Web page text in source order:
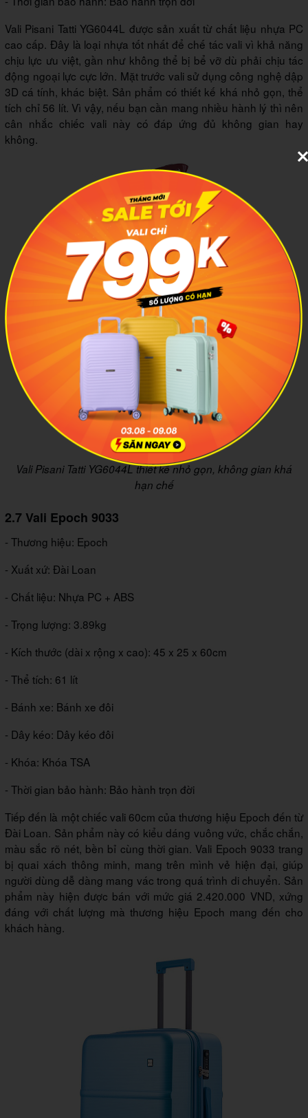
Vali Pisani Tatti YG6044L được sản xuất từ chất liệu nhựa PC
cao cấp. Đây là loại nhựa tốt nhất để chế tác vali vì khả năng
chịu lực ưu việt, gần như không thể bị bể vỡ dù phải chịu tác
động ngoại lực cực lớn. Mặt trước vali sử dụng công nghệ dập
3D cá tính, khác biệt. Sản phẩm có thiết kế khá nhỏ gọn, thể
tích chỉ 56 lít. Vì vậy, nếu bạn cần mang nhiều hành lý thì nên
cân nhắc chiếc vali này có đáp ứng đủ không gian hay
không.
Vali Pisani Tatti YG6044L thiết kế nhỏ gọn, không gian khá
hạn chế
2.7 Vali Epoch 9033
- Thương hiệu: Epoch
- Xuất xứ: Đài Loan
- Chất liệu: Nhựa PC + ABS
- Trọng lượng: 3.89kg
- Kích thước (dài x rộng x cao): 45 x 25 x 60cm
- Thể tích: 61 lít
- Bánh xe: Bánh xe đôi
- Dây kéo: Dây kéo đôi
- Khóa: Khóa TSA
- Thời gian bảo hành: Bảo hành trọn đời
Tiếp đến là một chiếc vali 60cm của thương hiệu Epoch đến từ
Đài Loan. Sản phẩm này có kiểu dáng vuông vức, chắc chắn,
màu sắc rõ nét, bền bỉ cùng thời gian. Vali Epoch 9033 trang
bị quai xách thông minh, mang trên mình vẻ hiện đại, giúp
người dùng dễ dàng mang vác trong quá trình di chuyển. Sản
phẩm này hiện được bán với mức giá 2.420.000 VND, xứng
đáng với chất lượng mà thương hiệu Epoch mang đến cho
khách hàng.